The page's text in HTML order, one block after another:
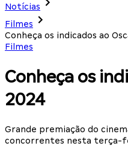
Notícias
Filmes
Conheça os indicados ao
Filmes
Conheça os
2024
Grande premiação do
concorrentes nesta terça-